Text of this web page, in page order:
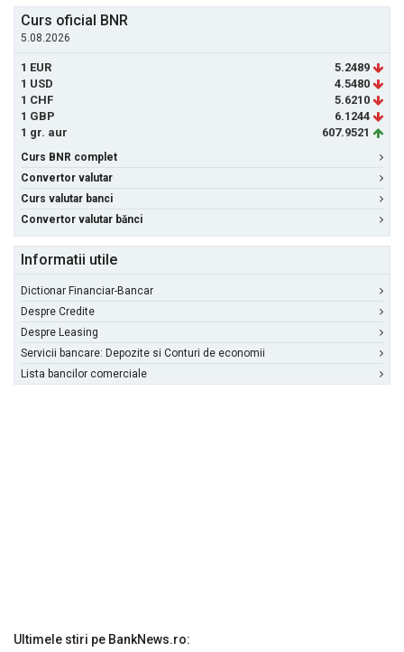
Curs oficial BNR
5.08.2026
1 EUR
5.2489
1 USD
4.5480
1 CHF
5.6210
1 GBP
6.1244
1 gr. aur
607.9521
Curs BNR complet
Convertor valutar
Curs valutar banci
Convertor valutar bănci
Informatii utile
Dictionar Financiar-Bancar
Despre Credite
Despre Leasing
Servicii bancare: Depozite si Conturi de economii
Lista bancilor comerciale
Ultimele stiri pe BankNews.ro: